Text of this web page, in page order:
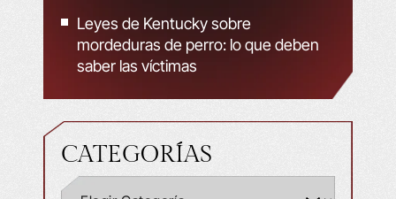
Leyes de Kentucky sobre
mordeduras de perro: lo que deben
saber las víctimas
CATEGORÍAS